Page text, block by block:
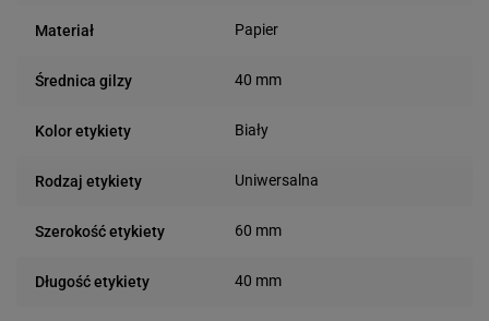
Materiał Papier
Średnica gilzy 40 mm
Kolor etykiety Biały
Rodzaj etykiety Uniwersalna
Szerokość etykiety 60 mm
Długość etykiety 40 mm